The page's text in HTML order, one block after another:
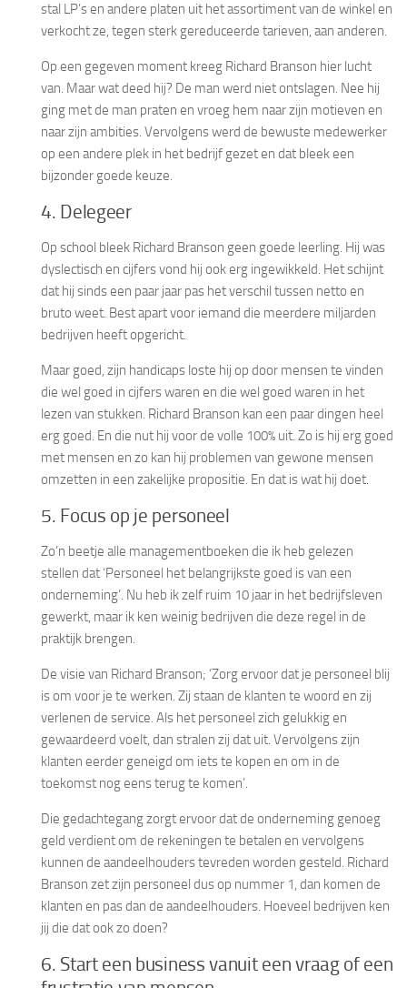
stal LP’s en andere platen uit het assortiment van de winkel en
verkocht ze, tegen sterk gereduceerde tarieven, aan anderen.
Op een gegeven moment kreeg Richard Branson hier lucht
van. Maar wat deed hij? De man werd niet ontslagen. Nee hij
ging met de man praten en vroeg hem naar zijn motieven en
naar zijn ambities. Vervolgens werd de bewuste medewerker
op een andere plek in het bedrijf gezet en dat bleek een
bijzonder goede keuze.
4. Delegeer
Op school bleek Richard Branson geen goede leerling. Hij was
dyslectisch en cijfers vond hij ook erg ingewikkeld. Het schijnt
dat hij sinds een paar jaar pas het verschil tussen netto en
bruto weet. Best apart voor iemand die meerdere miljarden
bedrijven heeft opgericht.
Maar goed, zijn handicaps loste hij op door mensen te vinden
die wel goed in cijfers waren en die wel goed waren in het
lezen van stukken. Richard Branson kan een paar dingen heel
erg goed. En die nut hij voor de volle 100% uit. Zo is hij erg goed
met mensen en zo kan hij problemen van gewone mensen
omzetten in een zakelijke propositie. En dat is wat hij doet.
5. Focus op je personeel
Zo’n beetje alle managementboeken die ik heb gelezen
stellen dat ‘Personeel het belangrijkste goed is van een
onderneming’. Nu heb ik zelf ruim 10 jaar in het bedrijfsleven
gewerkt, maar ik ken weinig bedrijven die deze regel in de
praktijk brengen.
De visie van Richard Branson; ‘Zorg ervoor dat je personeel blij
is om voor je te werken. Zij staan de klanten te woord en zij
verlenen de service. Als het personeel zich gelukkig en
gewaardeerd voelt, dan stralen zij dat uit. Vervolgens zijn
klanten eerder geneigd om iets te kopen en om in de
toekomst nog eens terug te komen’.
Die gedachtegang zorgt ervoor dat de onderneming genoeg
geld verdient om de rekeningen te betalen en vervolgens
kunnen de aandeelhouders tevreden worden gesteld. Richard
Branson zet zijn personeel dus op nummer 1, dan komen de
klanten en pas dan de aandeelhouders. Hoeveel bedrijven ken
jij die dat ook zo doen?
6. Start een business vanuit een vraag of een